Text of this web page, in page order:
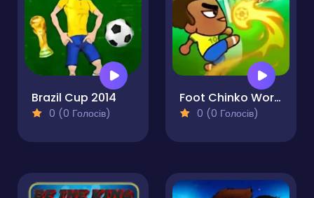
Brazil Cup 2014
0 (0 Голосів)
Foot Chinko World Cup
0 (0 Голосів)